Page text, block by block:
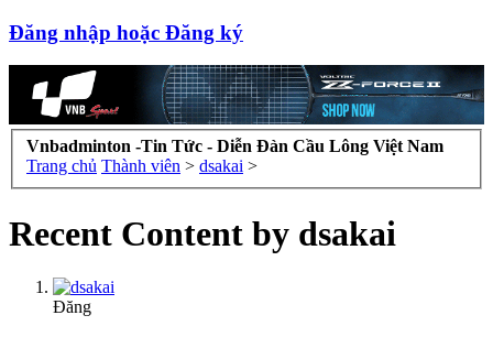
Đăng nhập hoặc Đăng ký
Vnbadminton -Tin Tức - Diễn Đàn Cầu Lông Việt Nam
Trang chủ Thành viên > dsakai >
Recent Content by dsakai
Đăng